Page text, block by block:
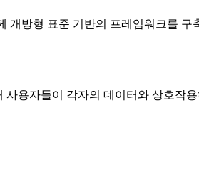
형 표준 기반의 프레임워크를 구
용자들이 각자의 데이터와 상호작